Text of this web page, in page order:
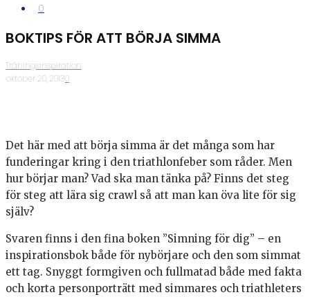
0
BOKTIPS FÖR ATT BÖRJA SIMMA
Träningsinspiration
·oktober 20, 2013·0
Det här med att börja simma är det många som har
funderingar kring i den triathlonfeber som råder. Men
hur börjar man? Vad ska man tänka på? Finns det steg
för steg att lära sig crawl så att man kan öva lite för sig
själv?
Svaren finns i den fina boken ”Simning för dig” – en
inspirationsbok både för nybörjare och den som simmat
ett tag. Snyggt formgiven och fullmatad både med fakta
och korta personporträtt med simmares och triathleters